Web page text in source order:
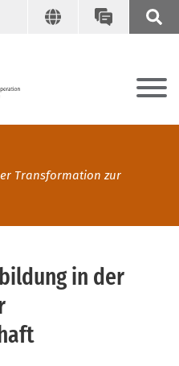
Transformation zur
in der